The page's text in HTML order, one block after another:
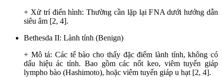
+ Xử trí điển hình: Thường cần lặp lại FNA dưới hướng dẫn
siêu âm [2, 4].
Bethesda II: Lành tính (Benign)
+ Mô tả: Các tế bào cho thấy đặc điểm lành tính, không có
dấu hiệu ác tính. Bao gồm các nốt keo, viêm tuyến giáp
lympho bào (Hashimoto), hoặc viêm tuyến giáp u hạt [2, 4].